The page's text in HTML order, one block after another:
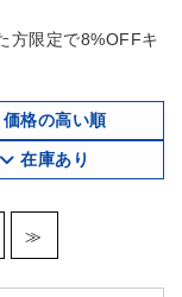
方限定で8%OFFキ
価格の高い順
在庫あり
≫